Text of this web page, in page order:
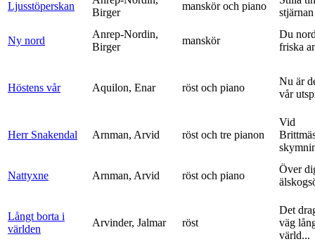
Ljusstöperskan
Birger
manskör och piano
stjärnan
Ny nord
Anrep-Nordin,
Birger
manskör
Du
friska
Höstens vår Aquilon, Enar röst och piano
Nu är
vår
Herr Snakendal Arnman, Arvid röst och tre pianon
Vid
Nattyxne Arnman, Arvid röst och piano
Över
Långt borta i
världen
Arvinder, Jalmar röst
Det
väg
värld...